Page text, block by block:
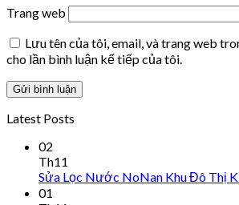
Trang web
Lưu tên của tôi, email, và trang web
cho lần bình luận kế tiếp của tôi.
Latest Posts
02
Th11
Sửa Lọc Nước NoNan Khu Đô Thị
01